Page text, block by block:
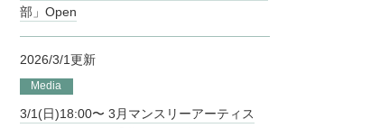
部」Open
2026/3/1更新
Media
3/1(日)18:00〜 3月マンスリーアーティス